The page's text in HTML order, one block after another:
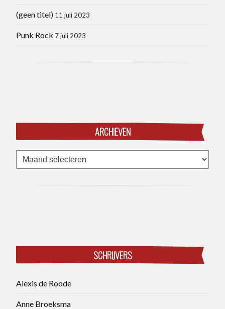
(geen titel) 11 juli 2023
Punk Rock 7 juli 2023
ARCHIEVEN
Archieven
SCHRIJVERS
Alexis de Roode
Anne Broeksma